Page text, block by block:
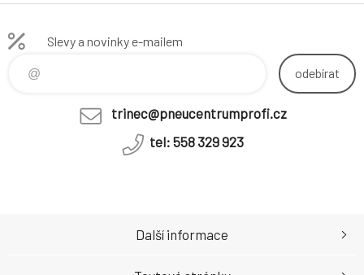
Slevy a novinky e-mailem
odebírat
trinec@pneucentrumprofi.cz
tel: 558 329 923
Další informace